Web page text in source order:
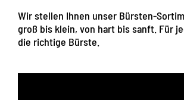
Wir stellen Ihnen unser Bürsten-
groß bis klein, von hart bis sanft. Für
die richtige Bürste.